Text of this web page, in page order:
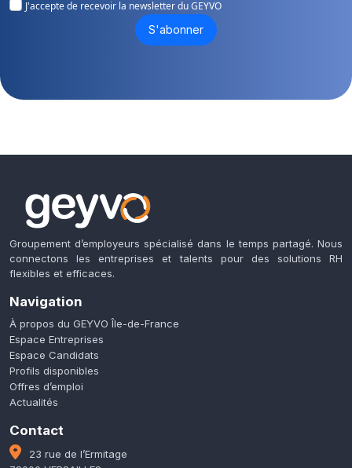
J'accepte de recevoir la newsletter du GEYVO
S'abonner
Groupement d’employeurs spécialisé dans le temps partagé. Nous
connectons les entreprises et talents pour des solutions RH
flexibles et efficaces.
Navigation
À propos du GEYVO Île-de-France
Espace Entreprises
Espace Candidats
Profils disponibles
Offres d’emploi
Actualités
Contact
23 rue de l’Ermitage